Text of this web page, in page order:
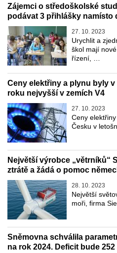
Zájemci o středoškolské
podávat 3 přihlášky namísto
27. 10. 2023
Urychlit a
škol mají
řízení, …
Ceny elektřiny a plynu byly
roku nejvyšší v zemích V4
27. 10. 2023
Ceny
Česku v
Největší výrobce „větrníků“
ztrátě a žádá o pomoc
28. 10. 2023
Největší
moři, firma
Sněmovna schválila
na rok 2024. Deficit bude 252